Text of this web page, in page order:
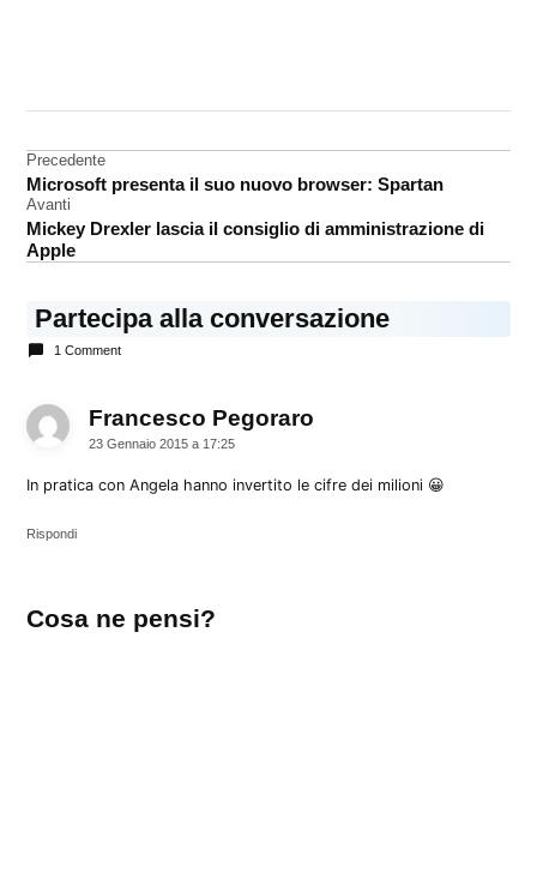
Navigazione
articoli
Precedente
Microsoft presenta il suo nuovo browser: Spartan
Avanti
Mickey Drexler lascia il consiglio di amministrazione di
Apple
Partecipa alla conversazione
1 Comment
Francesco Pegoraro
23 Gennaio 2015 a 17:25
In pratica con Angela hanno invertito le cifre dei milioni 😀
Rispondi
un
Cosa ne pensi?